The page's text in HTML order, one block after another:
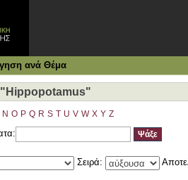
ανά Θέμα
N O P Q R S T U V W X Y Z
Σειρά: